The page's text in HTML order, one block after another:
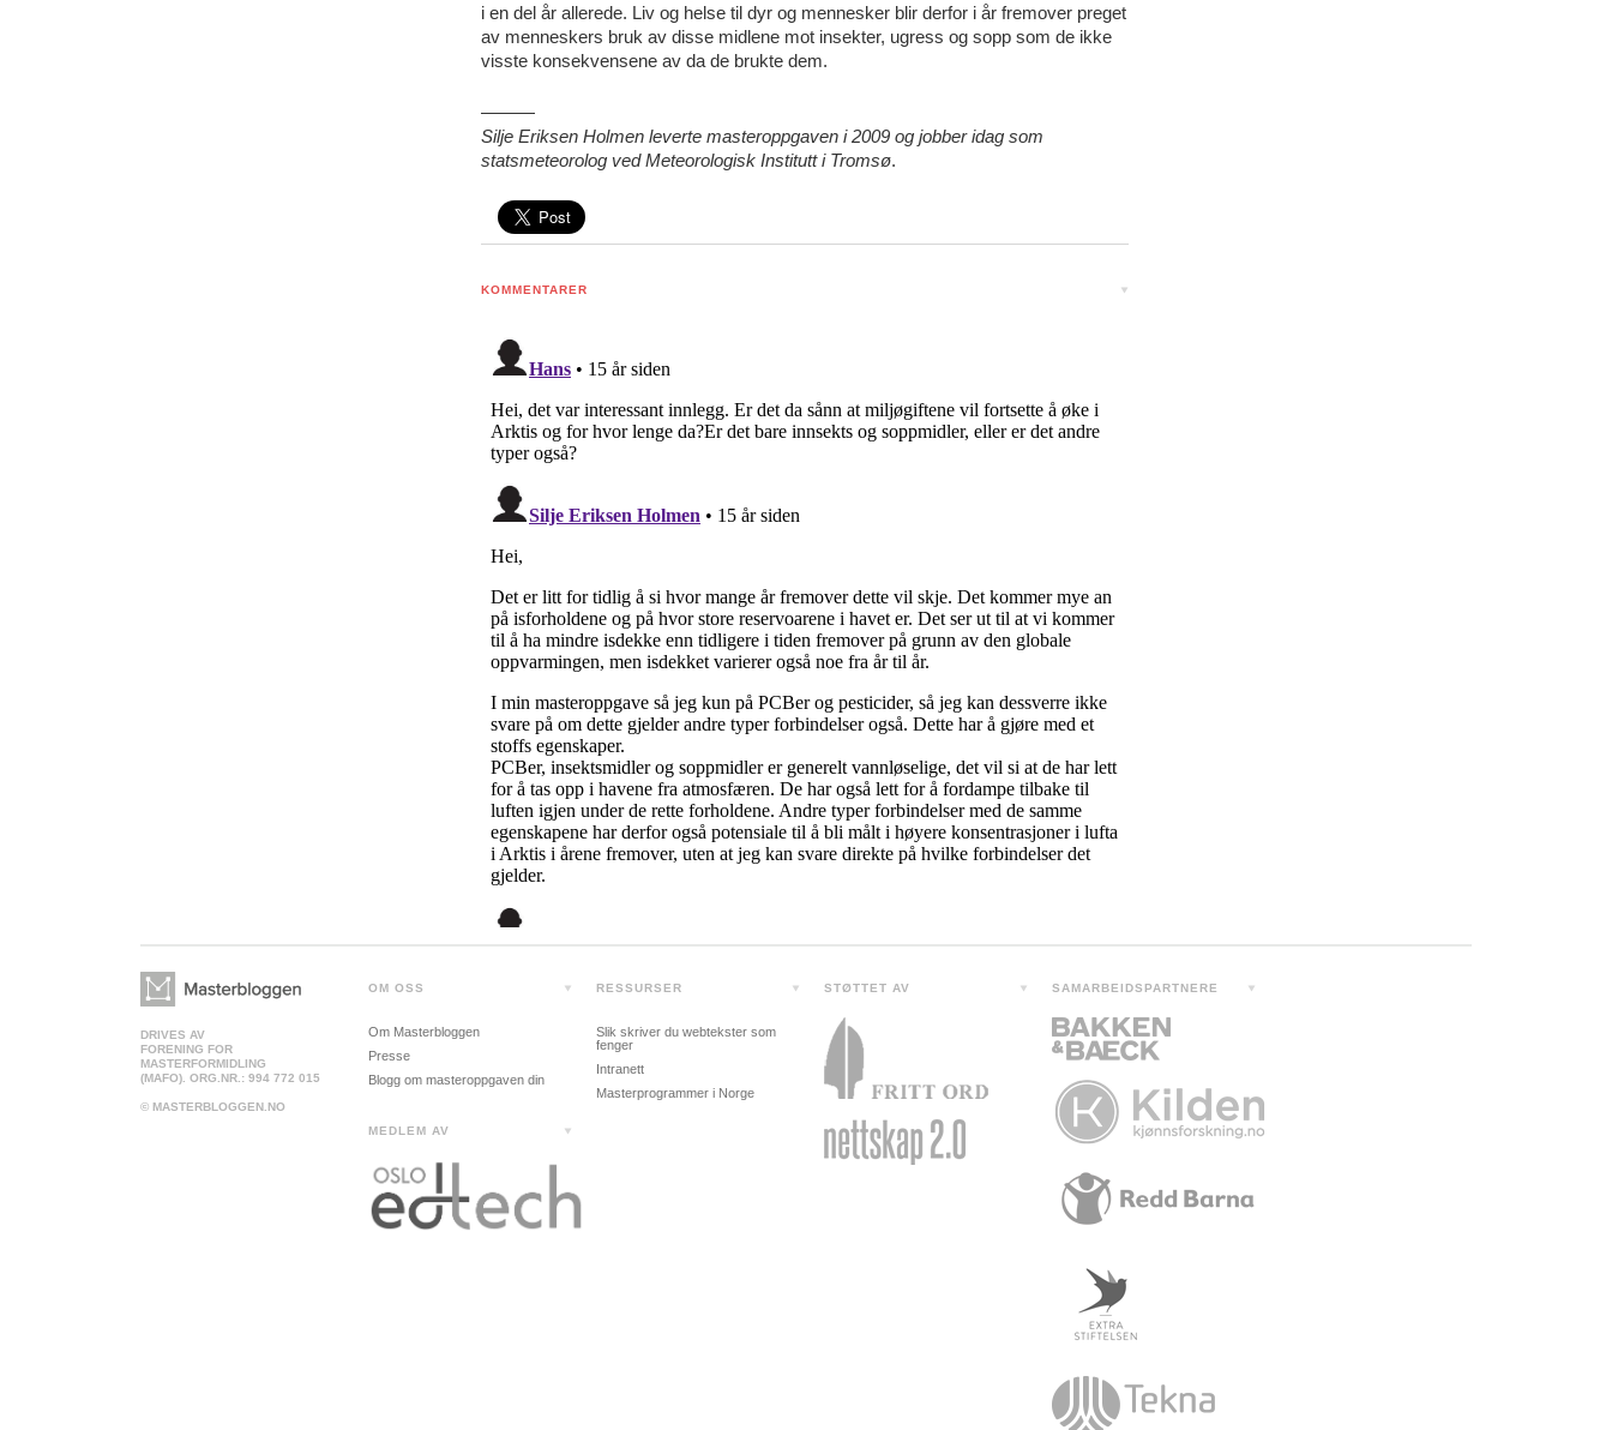
i en del år allerede. Liv og helse til dyr og mennesker blir derfor i år fremover preget
av menneskers bruk av disse midlene mot insekter, ugress og sopp som de ikke
visste konsekvensene av da de brukte dem.
———
Silje Eriksen Holmen leverte masteroppgaven i 2009 og jobber idag som
statsmeteorolog ved Meteorologisk Institutt i Tromsø.
KOMMENTARER
DRIVES AV
FORENING FOR
MASTERFORMIDLING
(MAFO). ORG.NR.: 994 772 015
© MASTERBLOGGEN.NO
OM OSS
Om Masterbloggen
Presse
Blogg om masteroppgaven din
MEDLEM AV
RESSURSER
Slik skriver du webtekster som
fenger
Intranett
Masterprogrammer i Norge
STØTTET AV SAMARBEIDSPARTNERE